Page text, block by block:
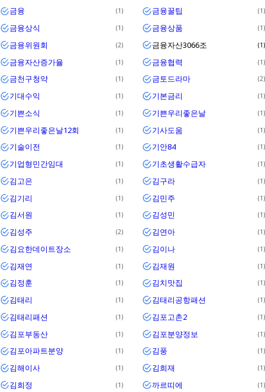
금융 1 금융꿀팁 1
금융상식 1 금융상품 1
금융위원회 2 금융자산3066조 1
금융자산증가율 1 금융협력 1
금천구청약 1 금토드라마 2
기대수익 1 기본금리 1
기쁜소식 1 기쁜우리좋은날 1
기쁜우리좋은날12회 1 기사도움 1
기술이전 1 기안84 1
기업형민간임대 1 기초생활수급자 1
김고은 1 김구라 1
김기리 1 김민주 1
김서원 1 김성민 1
김성주 2 김연아 1
김요한데이트장소 1 김이나 1
김재연 1 김재원 1
김정훈 1 김치맛집 1
김태리 1 김태리공항패션 1
김태리패션 1 김포고촌2 1
김포부동산 1 김포분양정보 1
김포아파트분양 1 김풍 1
김해이사 1 김희재 1
김희정 1 까르띠에 1